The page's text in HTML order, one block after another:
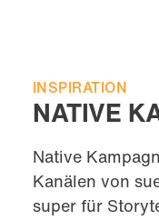
INSPIRATION
NATIVE
Native
Kanälen von
super für